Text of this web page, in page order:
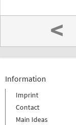
<
Information
Imprint
Contact
Main Ideas